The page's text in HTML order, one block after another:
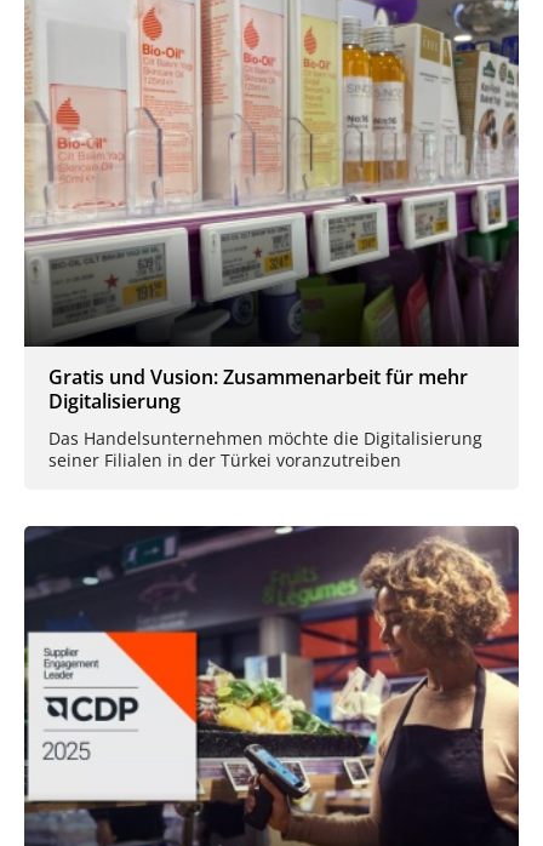
Gratis und Vusion: Zusammenarbeit für mehr
Digitalisierung
Das Handelsunternehmen möchte die Digitalisierung
seiner Filialen in der Türkei voranzutreiben